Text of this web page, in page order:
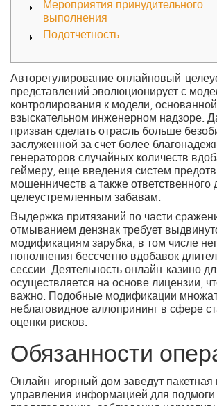
Мероприятия принудительного
выполнения
Подотчетность
Авторегулирование онлайновый-
представлений эволюционирует с
контролирования к модели,
взыскательном инженерном надзоре.
призван сделать отрасль больше
заслуженной за счет более
генераторов случайных количеств
геймеру, еще введения систем
мошенничеств а также ответственного
целеустремленным забавам.
Выдержка притязаний по части
отмыванием дензнак требует
модификациям зарубка, в том числе
пополнения бессчетно вдобавок
сессии. Деятельность онлайн-казино
осуществляется на основе лицензии,
важно. Подобные модификации
неблаговидное аллопрининг в сфере
оценки рисков.
Обязанности
Онлайн-игорный дом заведут пакетная
управления информацией для